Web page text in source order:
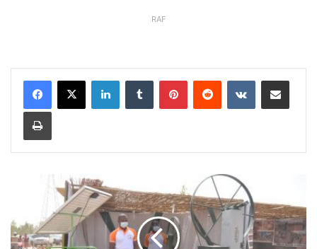
RAF
E
L